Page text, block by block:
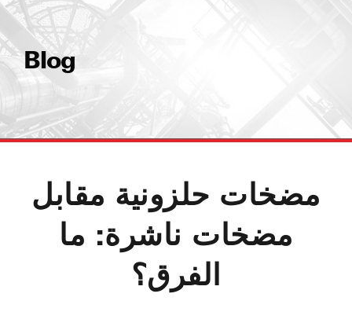
Blog
مضخات حلزونية مقابل
مضخات ناشرة: ما
الفرق؟